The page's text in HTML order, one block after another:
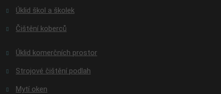
Úklid škol a školek
Čištění koberců
Úklid komerčních prostor
Strojové čištění podlah
Mytí oken